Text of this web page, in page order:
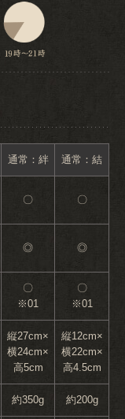
通常：絆 通常：結
〇 〇
◎ ◎
〇
※01
〇
※01
縦27cm×
横24cm×
高5cm
縦12cm×
横22cm×
高4.5cm
約350g 約200g